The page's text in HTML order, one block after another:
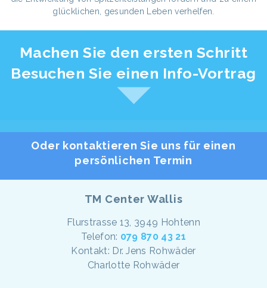
glücklichen, gesunden Leben verhelfen.
Machen Sie den ersten Schritt
Besuchen Sie einen Info-Vortrag
Oder kontaktieren Sie uns für einen
persönlichen Termin
TM Center Wallis
Flurstrasse 13, 3949 Hohtenn
Telefon: 079 870 43 21
Kontakt: Dr. Jens Rohwäder
Charlotte Rohwäder